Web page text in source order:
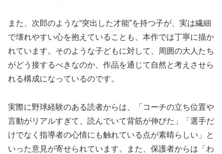
また、次郎のような“突出した才能”を持つ子が、実は繊細
で壊れやすい心を抱えていることも、本作では丁寧に描か
れています。そのような子どもに対して、周囲の大人たち
がどう接するべきなのか、作品を通じて自然と考えさせら
れる構成になっているのです。
実際に野球経験のある読者からは、「コーチの立ち位置や
言動がリアルすぎて、読んでいて背筋が伸びた」「選手だ
けでなく指導者の心情にも触れている点が素晴らしい」と
いった意見が寄せられています。また、保護者からは「わ